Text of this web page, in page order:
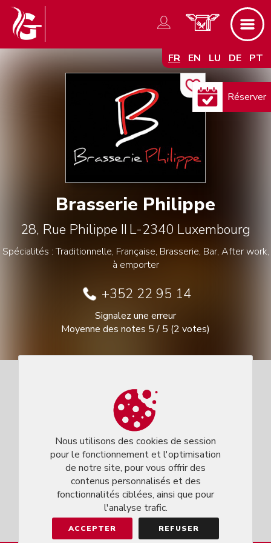
FR EN LU DE PT
Brasserie Philippe
28, Rue Philippe II L-2340 Luxembourg
Spécialités : Traditionnelle, Française, Brasserie, Bar, After work,
à emporter
+352 22 95 14
Signalez une erreur
Moyenne des notes 5/ 5 (2 votes)
Réserver
Nous utilisons des cookies de session
pour le fonctionnement et l'optimisation
de notre site, pour vous offrir des
contenus personnalisés et des
fonctionnalités ciblées, ainsi que pour
l'analyse trafic.
ACCEPTER REFUSER